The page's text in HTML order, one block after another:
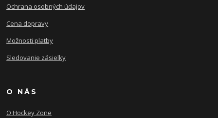
Ochrana osobných údajov
Cena dopravy
Možnosti platby
Sledovanie zásielky
O NÁS
O Hockey Zone